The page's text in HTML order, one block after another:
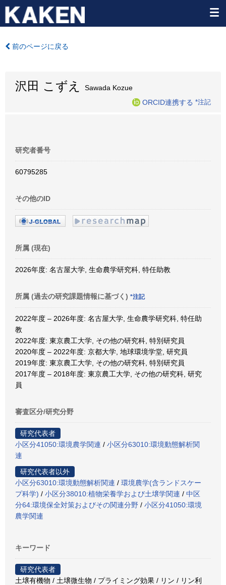
前のページに戻る
沢田 こずえ
Sawada Kozue
ORCID連携する *注記
研究者番号
60795285
その他のID
所属 (現在)
2026年度: 名古屋大学, 生命農学研究科, 特任助教
所属 (過去の研究課題情報に基づく) *注記
2022年度 – 2026年度: 名古屋大学, 生命農学研究科, 特任助
教
2022年度: 東京農工大学, その他の研究科, 特別研究員
2020年度 – 2022年度: 京都大学, 地球環境学堂, 研究員
2019年度: 東京農工大学, その他の研究科, 特別研究員
2017年度 – 2018年度: 東京農工大学, その他の研究科, 研究
員
審査区分/研究分野
研究代表者
小区分41050:環境農学関連 / 小区分63010:環境動態解析関
連
研究代表者以外
小区分63010:環境動態解析関連 / 環境農学(含ランドスケー
プ科学) / 小区分38010:植物栄養学および土壌学関連 / 中区
分64:環境保全対策およびその関連分野 / 小区分41050:環境
農学関連
キーワード
研究代表者
土壌有機物 / 土壌微生物 / プライミング効果 / リン / リン利